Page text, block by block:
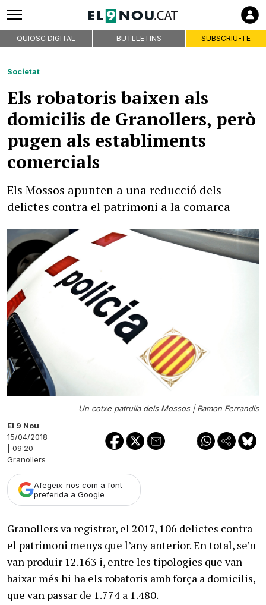
QUIOSC DIGITAL BUTLLETINS SUBSCRIU-TE
Societat
Els robatoris baixen als
domicilis de Granollers, però
pugen als establiments
comercials
Els Mossos apunten a una reducció dels
delictes contra el patrimoni a la comarca
Un cotxe patrulla dels Mossos |Ramon Ferrandis
El 9 Nou
15/04/2018
| 09:20
Granollers
Afegeix-nos com a font
preferida a Google
Granollers va registrar, el 2017, 106 delictes contra
el patrimoni menys que l’any anterior. En total, se’n
van produir 12.163 i, entre les tipologies que van
baixar més hi ha els robatoris amb força a domicilis,
que van passar de 1.774 a 1.480.